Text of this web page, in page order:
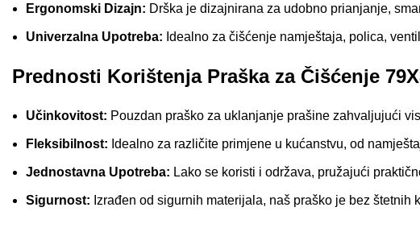
Ergonomski Dizajn: Drška je dizajnirana za udobno prianjanje,
Univerzalna Upotreba: Idealno za čišćenje namještaja, polica,
Prednosti Korištenja Praška za Čišćenje
Učinkovitost: Pouzdan praško za uklanjanje prašine zahvaljujući
Fleksibilnost: Idealno za različite primjene u kućanstvu, od
Jednostavna Upotreba: Lako se koristi i održava, pružajući
Sigurnost: Izrađen od sigurnih materijala, naš praško je bez štetnih